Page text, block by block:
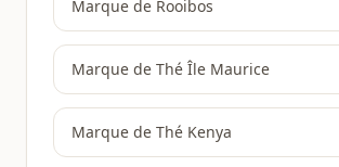
Marque de Rooibos
Marque de Thé Île Maurice
Marque de Thé Kenya